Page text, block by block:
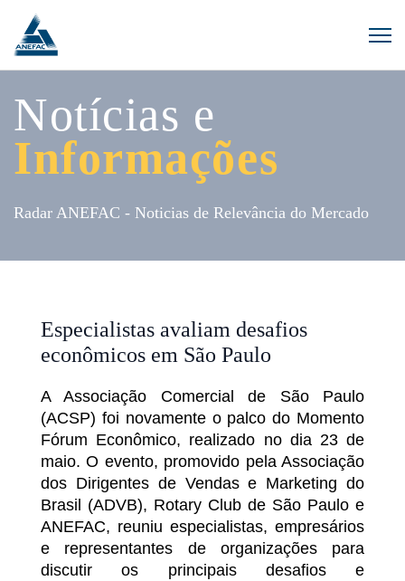
Notícias e
Informações
Radar ANEFAC - Noticias de Relevância do Mercado
Especialistas avaliam desafios
econômicos em São Paulo
A Associação Comercial de São Paulo
(ACSP) foi novamente o palco do Momento
Fórum Econômico, realizado no dia 23 de
maio. O evento, promovido pela Associação
dos Dirigentes de Vendas e Marketing do
Brasil (ADVB), Rotary Club de São Paulo e
ANEFAC, reuniu especialistas, empresários
e representantes de organizações para
discutir os principais desafios e